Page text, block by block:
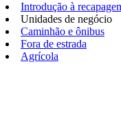
Introdução à
Unidades de negócio
Caminhão e ônibus
Fora de estrada
Agrícola